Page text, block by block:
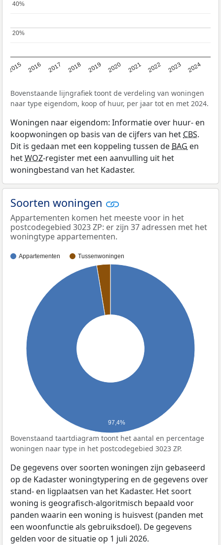
2015 2016 2017 2018 2019 2020 2021 2022 2023 2024
20%
20%
40%
40%
Bovenstaande lijngrafiek toont de verdeling van woningen
naar type eigendom, koop of huur, per jaar tot en met 2024.
Woningen naar eigendom: Informatie over huur- en
koopwoningen op basis van de cijfers van het CBS.
Dit is gedaan met een koppeling tussen de BAG en
hetWOZ-register met een aanvulling uit het
woningbestand van het Kadaster.
Soorten woningen
Appartementen komen het meeste voor in het
postcodegebied 3023 ZP: er zijn 37 adressen met het
woningtype appartementen.
Appartementen Tussenwoningen
97,4%
Bovenstaand taartdiagram toont het aantal en percentage
woningen naar type in het postcodegebied 3023 ZP.
De gegevens over soorten woningen zijn gebaseerd
op de Kadaster woningtypering en de gegevens over
stand- en ligplaatsen van het Kadaster. Het soort
woning is geografisch-algoritmisch bepaald voor
panden waarin een woning is huisvest (panden met
een woonfunctie als gebruiksdoel). De gegevens
gelden voor de situatie op 1 juli 2026.